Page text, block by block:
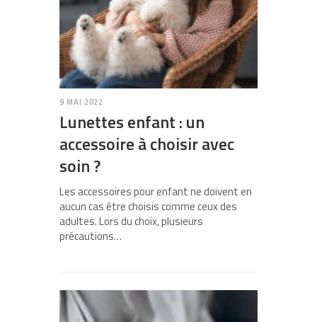
9 MAI 2022
Lunettes enfant : un
accessoire à choisir avec
soin ?
Les accessoires pour enfant ne doivent en
aucun cas être choisis comme ceux des
adultes. Lors du choix, plusieurs
précautions…